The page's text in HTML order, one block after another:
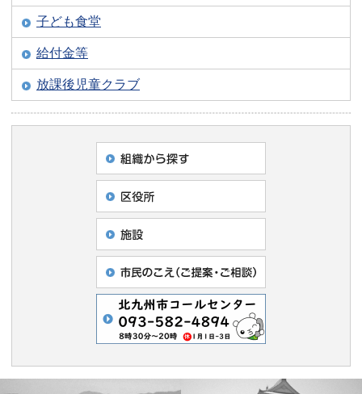
子ども食堂
給付金等
放課後児童クラブ